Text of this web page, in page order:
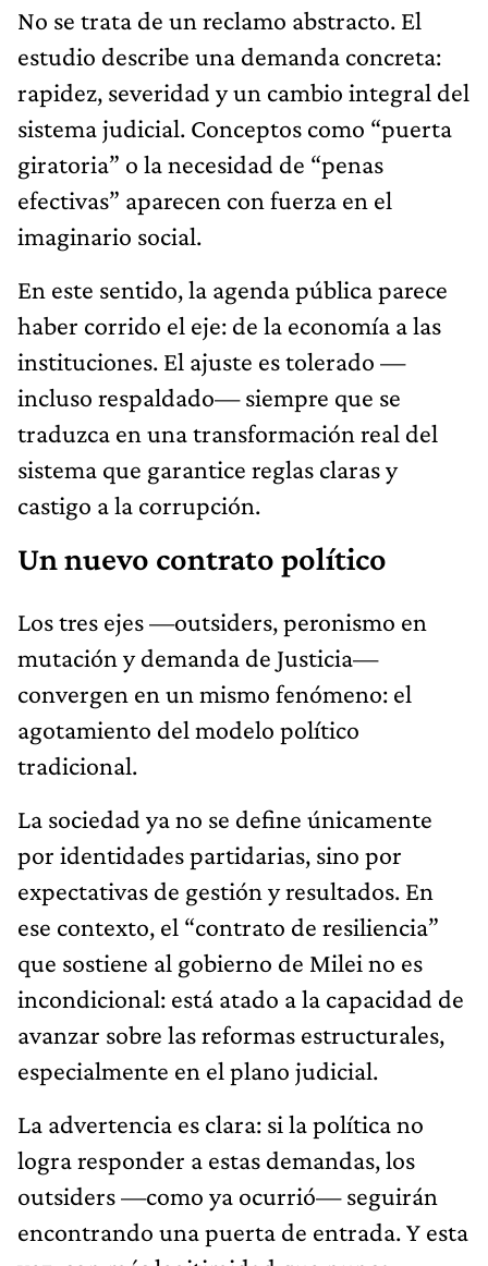
No se trata de un reclamo abstracto. El
estudio describe una demanda concreta:
rapidez, severidad y un cambio integral del
sistema judicial. Conceptos como “puerta
giratoria” o la necesidad de “penas
efectivas” aparecen con fuerza en el
imaginario social.
En este sentido, la agenda pública parece
haber corrido el eje: de la economía a las
instituciones. El ajuste es tolerado —
incluso respaldado— siempre que se
traduzca en una transformación real del
sistema que garantice reglas claras y
castigo a la corrupción.
Un nuevo contrato político
Los tres ejes —outsiders, peronismo en
mutación y demanda de Justicia—
convergen en un mismo fenómeno: el
agotamiento del modelo político
tradicional.
La sociedad ya no se define únicamente
por identidades partidarias, sino por
expectativas de gestión y resultados. En
ese contexto, el “contrato de resiliencia”
que sostiene al gobierno de Milei no es
incondicional: está atado a la capacidad de
avanzar sobre las reformas estructurales,
especialmente en el plano judicial.
La advertencia es clara: si la política no
logra responder a estas demandas, los
outsiders —como ya ocurrió— seguirán
encontrando una puerta de entrada. Y esta